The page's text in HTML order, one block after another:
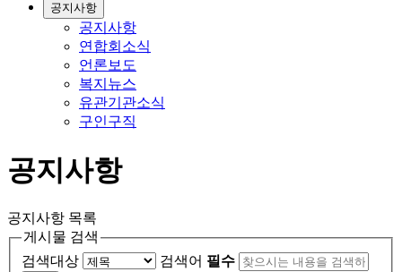
공지사항
공지사항
연합회소식
언론보도
복지뉴스
유관기관소식
구인구직
공지사항
공지사항 목록
게시물 검색
검색대상
검색어 필수